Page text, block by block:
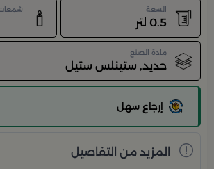
السعة
0.5 لتر
مادة الصنع
حديد, ستينلس ستيل
إرجاع سهل
المزيد من التفاصيل